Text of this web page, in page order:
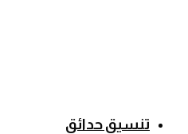
تنسيق حدائق